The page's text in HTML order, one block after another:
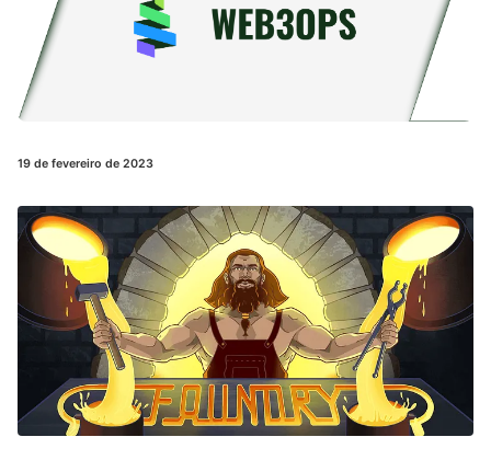
19 de fevereiro de 2023